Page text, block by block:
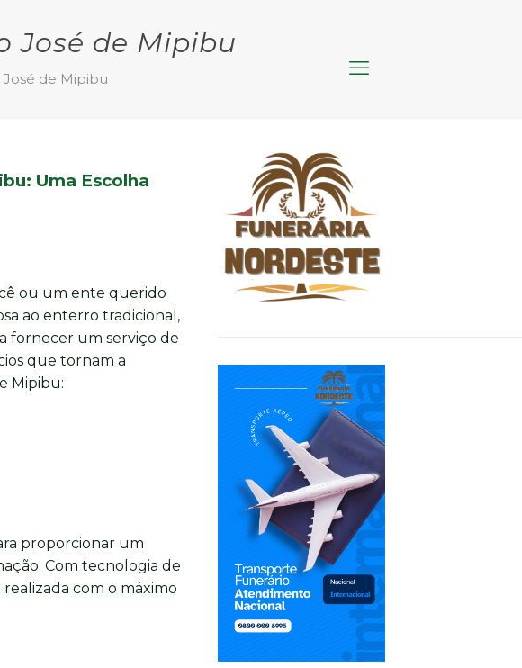
José de Mipibu
José de Mipibu
Uma Escolha
ou um ente querido
ao enterro tradicional,
fornecer um serviço de
que tornam a
Mipibu:
proporcionar um
Com tecnologia de
com o máximo